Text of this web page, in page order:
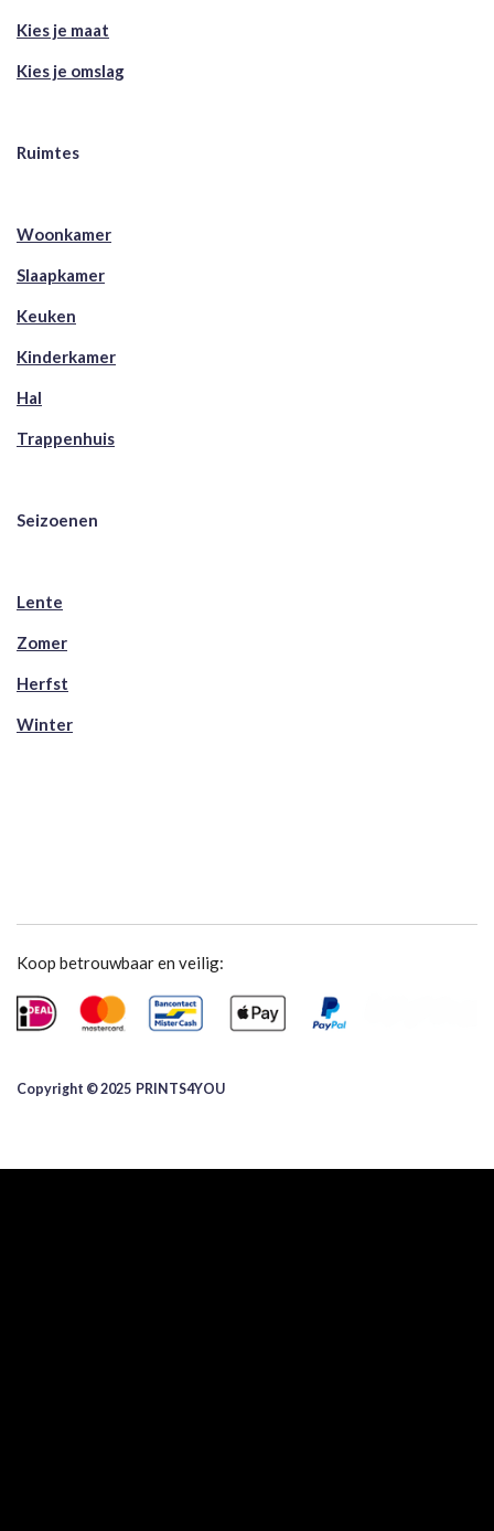
Kies je maat
Kies je omslag
Ruimtes
Woonkamer
Slaapkamer
Keuken
Kinderkamer
Hal
Trappenhuis
Seizoenen
Lente
Zomer
Herfst
Winter
Koop betrouwbaar en veilig:
Copyright © 2025 ​PRINTS4YOU